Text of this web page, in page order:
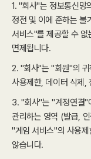
1. "회사"는 정보통신망
정전 및 이에 준하는 불
서비스"를 제공할 수 없
면제됩니다.
2. "회사"는 "회원"의
사용제한, 데이터 삭제,
3. "회사"는 "계정연결"
관리하는 영역 (발급,
"게임 서비스"의 사용
않습니다.